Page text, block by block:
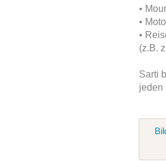
•
•
•
(z.B.
Sarti
jeden